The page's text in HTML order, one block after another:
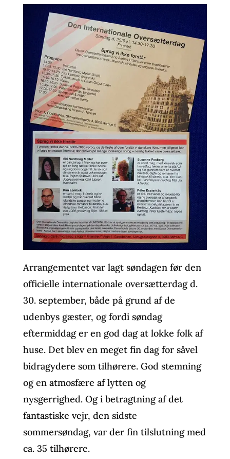
Arrangementet var lagt søndagen før den
officielle internationale oversætterdag d.
30. september, både på grund af de
udenbys gæster, og fordi søndag
eftermiddag er en god dag at lokke folk af
huse. Det blev en meget fin dag for såvel
bidragydere som tilhørere. God stemning
og en atmosfære af lytten og
nysgerrighed. Og i betragtning af det
fantastiske vejr, den sidste
sommersøndag, var der fin tilslutning med
ca. 35 tilhørere.